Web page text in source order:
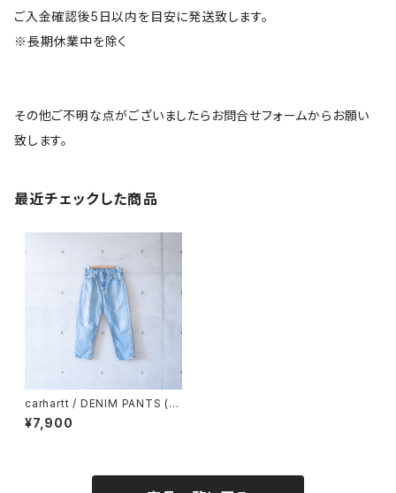
ご入金確認後5日以内を目安に発送致します。
※長期休業中を除く
その他ご不明な点がございましたらお問合せフォームからお願い
致します。
最近チェックした商品
carhartt / DENIM PANTS (u
sed)
¥7,900